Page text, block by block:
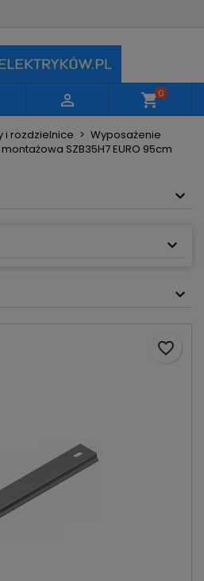
 shopping_cart0
i rozdzielnice
Wyposażenie
SZB35H7 EURO 95cm
favorite_border
Utwórz listę życzeń
by zapisać produkty na
Anuluj Zaloguj się